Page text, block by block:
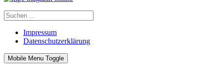
Impressum
Datenschutzerklärung
Mobile Menu Toggle